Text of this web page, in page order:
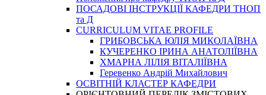
ПОСАДОВІ ІНСТРУКЦІЇ КАФЕДРИ ТНОП
та Д
CURRICULUM VITAE PROFILE
ГРИБОВСЬКА ЮЛІЯ МИКОЛАЇВНА
КУЧЕРЕНКО ІРИНА АНАТОЛІЇВНА
ХМАРНА ЛІЛІЯ ВІТАЛІЇВНА
Геревенко Андрій Михайлович
ОСВІТНІЙ КЛАСТЕР КАФЕДРИ